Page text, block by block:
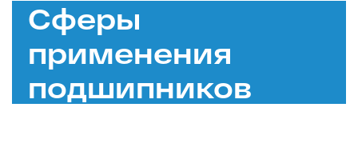
Сферы
применения
подшипников